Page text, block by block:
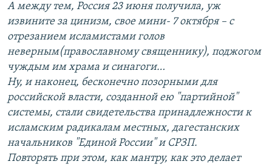
А между тем, Россия 23 июня получила, уж
извините за цинизм, свое мини- 7 октября – с
отрезанием исламистами голов
неверным(православному священнику), поджогом
чуждым им храма и синагоги…
Ну, и наконец, бесконечно позорными для
российской власти, созданной ею "партийной"
системы, стали свидетельства принадлежности к
исламским радикалам местных, дагестанских
начальников "Единой России" и СРЗП.
Повторять при этом, как мантру, как это делает